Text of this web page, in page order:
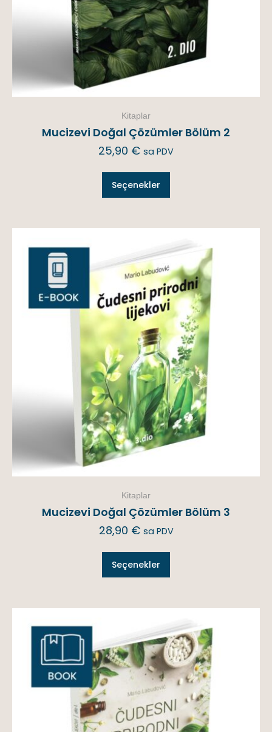
Kitaplar
Mucizevi Doğal Çözümler Bölüm 2
25,90 € sa PDV
Seçenekler
Kitaplar
Mucizevi Doğal Çözümler Bölüm 3
28,90 € sa PDV
Seçenekler